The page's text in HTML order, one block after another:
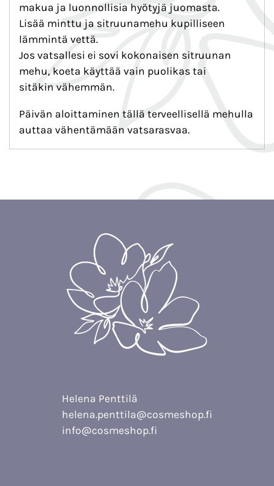
makua ja luonnollisia hyötyjä juomasta.
Lisää minttu ja sitruunamehu kupilliseen
lämmintä vettä.
Jos vatsallesi ei sovi kokonaisen sitruunan
mehu, koeta käyttää vain puolikas tai
sitäkin vähemmän.
Päivän aloittaminen tällä terveellisellä mehulla
auttaa vähentämään vatsarasvaa.
Helena Penttilä
helena.penttila@cosmeshop.fi
info@cosmeshop.fi